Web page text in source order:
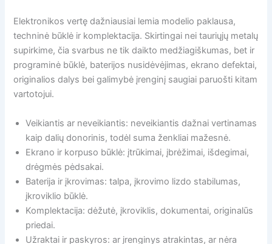
Elektronikos vertę dažniausiai lemia modelio paklausa,
techninė būklė ir komplektacija. Skirtingai nei tauriųjų metalų
supirkime, čia svarbus ne tik daikto medžiagiškumas, bet ir
programinė būklė, baterijos nusidėvėjimas, ekrano defektai,
originalios dalys bei galimybė įrenginį saugiai paruošti kitam
vartotojui.
Veikiantis ar neveikiantis: neveikiantis dažnai vertinamas
kaip dalių donorinis, todėl suma ženkliai mažesnė.
Ekrano ir korpuso būklė: įtrūkimai, įbrėžimai, išdegimai,
drėgmės pėdsakai.
Baterija ir įkrovimas: talpa, įkrovimo lizdo stabilumas,
įkroviklio būklė.
Komplektacija: dėžutė, įkroviklis, dokumentai, originalūs
priedai.
Užraktai ir paskyros: ar įrenginys atrakintas, ar nėra